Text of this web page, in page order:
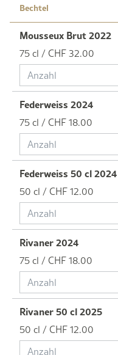
Bechtel
Mousseux Brut 2022
75 cl / CHF 32.00
Federweiss 2024
75 cl / CHF 18.00
Federweiss 50 cl 2024
50 cl / CHF 12.00
Rivaner 2024
75 cl / CHF 18.00
Rivaner 50 cl 2025
50 cl / CHF 12.00